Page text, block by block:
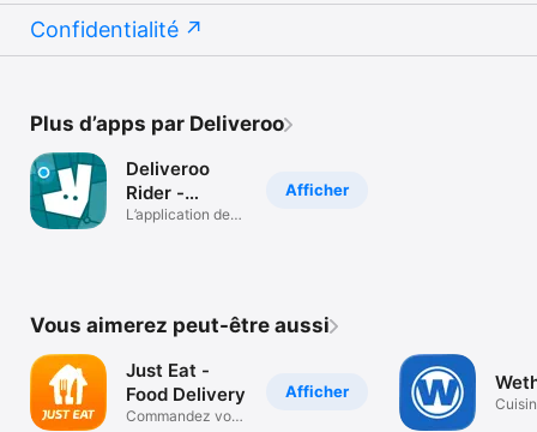
Confidentialité
Plus d’apps par Deliveroo
Afficher
Deliveroo
Rider -
Livraisons
L’application des
Vous aimerez peut-être aussi
Afficher
Just Eat -
Food Delivery
Commandez vos